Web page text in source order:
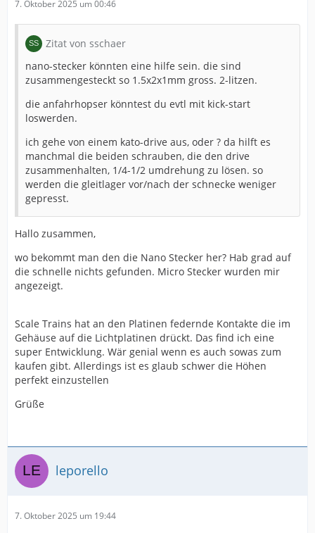
7. Oktober 2025 um 00:46
Zitat von sschaer
nano-stecker könnten eine hilfe sein. die sind
zusammengesteckt so 1.5x2x1mm gross. 2-litzen.
die anfahrhopser könntest du evtl mit kick-start
loswerden.
ich gehe von einem kato-drive aus, oder ? da hilft es
manchmal die beiden schrauben, die den drive
zusammenhalten, 1/4-1/2 umdrehung zu lösen. so
werden die gleitlager vor/nach der schnecke weniger
gepresst.
Hallo zusammen,
wo bekommt man den die Nano Stecker her? Hab grad auf
die schnelle nichts gefunden. Micro Stecker wurden mir
angezeigt.
Scale Trains hat an den Platinen federnde Kontakte die im
Gehäuse auf die Lichtplatinen drückt. Das find ich eine
super Entwicklung. Wär genial wenn es auch sowas zum
kaufen gibt. Allerdings ist es glaub schwer die Höhen
perfekt einzustellen
Grüße
leporello
7. Oktober 2025 um 19:44